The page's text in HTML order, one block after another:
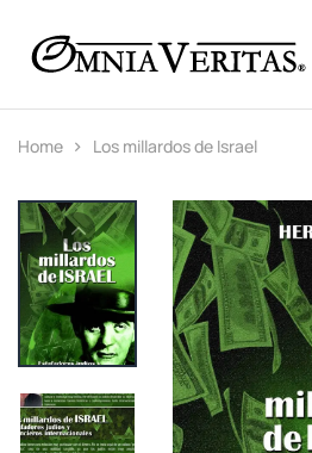
Home Los millardos de Israel